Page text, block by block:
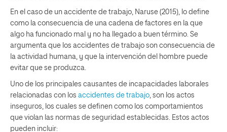
En el caso de un accidente de trabajo, Naruse (2015), lo define
como la consecuencia de una cadena de factores en la que
algo ha funcionado mal y no ha llegado a buen término. Se
argumenta que los accidentes de trabajo son consecuencia de
la actividad humana, y que la intervención del hombre puede
evitar que se produzca.
Uno de los principales causantes de incapacidades laborales
relacionadas con los accidentes de trabajo , son los actos
inseguros, los cuales se definen como los comportamientos
que violan las normas de seguridad establecidas. Estos actos
pueden incluir: